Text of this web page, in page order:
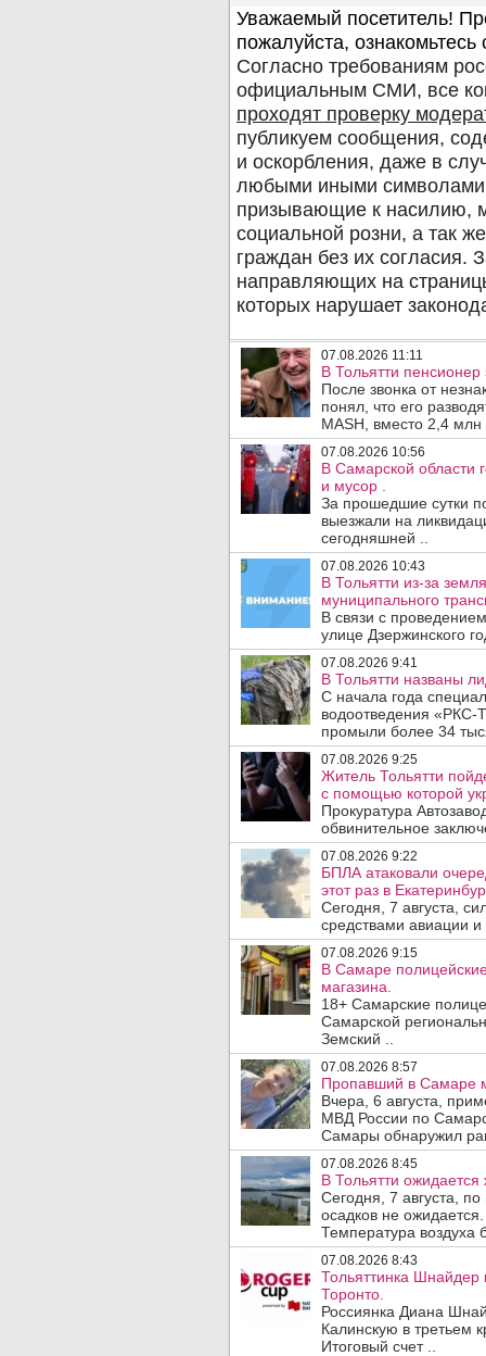
07.08.2026 11:11
В Тольятти
После звонка от
понял, что его
MASH, вместо 2,4 млн
07.08.2026 10:56
В Самарской области
и мусор .
За прошедшие сутки
выезжали на
сегодняшней ..
07.08.2026 10:43
В Тольятти из-за
муниципального
В связи с
улице Дзержинского
07.08.2026 9:41
В Тольятти названы
С начала года
водоотведения «РКС-
промыли более 34
07.08.2026 9:25
Житель Тольятти
с помощью которой
Прокуратура
обвинительное
07.08.2026 9:22
БПЛА атаковали
этот раз в
Сегодня, 7 августа,
средствами авиации
07.08.2026 9:15
В Самаре
магазина.
18+ Самарские
Самарской
Земский ..
07.08.2026 8:57
Пропавший в Самаре
Вчера, 6 августа,
МВД России по
Самары обнаружил
07.08.2026 8:45
В Тольятти
Сегодня, 7 августа,
осадков не
Температура воздуха
07.08.2026 8:43
Тольяттинка Шнайдер
Торонто.
Россиянка Диана
Калинскую в третьем
Итоговый счет ..